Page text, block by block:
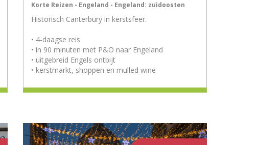
Korte Reizen - Engeland - Engeland: zuidoosten
Historisch Canterbury in kerstsfeer.
• 4-daagse reis
• in 90 minuten met P&O naar Engeland
• uitgebreid Engels ontbijt
• kerstmarkt, shoppen en mulled wine